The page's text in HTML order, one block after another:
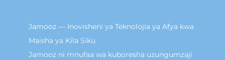
Jamooz — Inovisheni ya Teknolojia ya Afya kwa
Maisha ya Kila Siku.
Jamooz ni mnufaa wa kuboresha uzungumzaji